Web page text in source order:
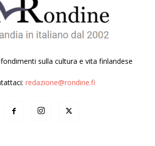
sulla cultura e vita finlandese
redazione@rondine.fi